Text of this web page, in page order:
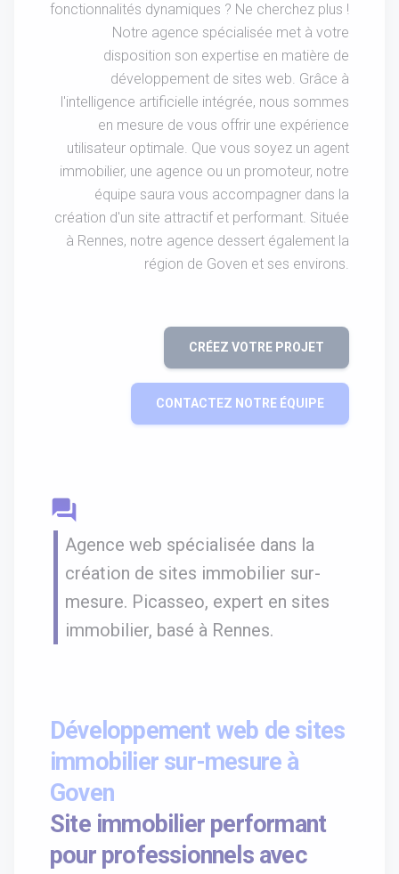
fonctionnalités dynamiques ? Ne cherchez plus !
Notre agence spécialisée met à votre
disposition son expertise en matière de
développement de sites web. Grâce à
l'intelligence artificielle intégrée, nous sommes
en mesure de vous offrir une expérience
utilisateur optimale. Que vous soyez un agent
immobilier, une agence ou un promoteur, notre
équipe saura vous accompagner dans la
création d'un site attractif et performant. Située
à Rennes, notre agence dessert également la
région de Goven et ses environs.
CRÉEZ VOTRE PROJET
CONTACTEZ NOTRE ÉQUIPE
question_answer
Agence web spécialisée dans la
création de sites immobilier sur-
mesure. Picasseo, expert en sites
immobilier, basé à Rennes.
Développement web de sites
immobilier sur-mesure à
Goven
Site immobilier performant
pour professionnels avec